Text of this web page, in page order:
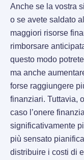
Anche se la vostra
o se avete saldato
maggiori risorse
rimborsare
questo modo
ma anche
forse raggiungere
finanziari. Tuttavia,
caso l’onere
significativamente
più sensato
distribuire i costi di